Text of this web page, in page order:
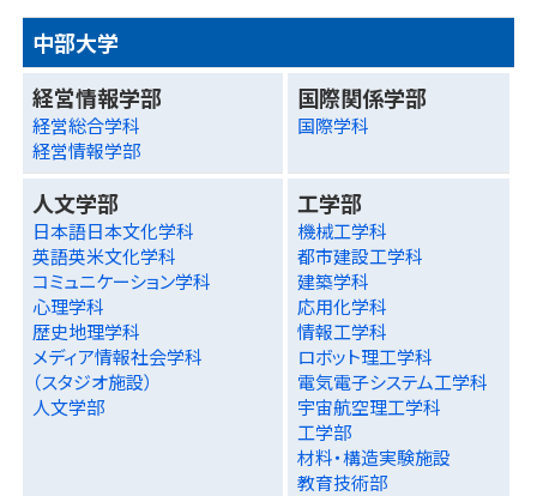
中部大学
経営情報学部
経営総合学科
経営情報学部
国際関係学部
国際学科
人文学部
日本語日本文化学科
英語英米文化学科
コミュニケーション学科
心理学科
歴史地理学科
メディア情報社会学科
（スタジオ施設）
人文学部
工学部
機械工学科
都市建設工学科
建築学科
応用化学科
情報工学科
ロボット理工学科
電気電子システム工学科
宇宙航空理工学科
工学部
材料・構造実験施設
教育技術部